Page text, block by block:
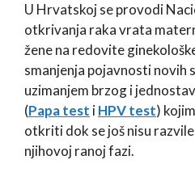
U Hrvatskoj se provodi
otkrivanja raka vrata
žene na redovite
smanjenja pojavnosti novih
uzimanjem brzog i
(Papa test iHPV test)
otkriti dok se još nisu
njihovoj ranoj fazi.